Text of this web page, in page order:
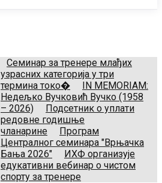
Семинар за тренере млађих
узрасних категорија у три
термина токо�
IN MEMORIAM:
Недељко Вучковић Вучко (1958
– 2026)
Подсетник о уплати
редовне годишње
чланарине
Програм
Централног семинара "Врњачка
Бања 2026"
ИХФ организује
едукативни вебинар о чистом
спорту за тренере